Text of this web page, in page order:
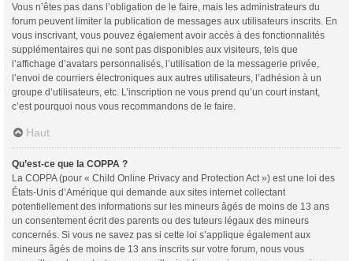
Vous n’êtes pas dans l’obligation de le faire, mais les administrateurs du
forum peuvent limiter la publication de messages aux utilisateurs inscrits. En
vous inscrivant, vous pouvez également avoir accès à des fonctionnalités
supplémentaires qui ne sont pas disponibles aux visiteurs, tels que
l’affichage d’avatars personnalisés, l’utilisation de la messagerie privée,
l’envoi de courriers électroniques aux autres utilisateurs, l’adhésion à un
groupe d’utilisateurs, etc. L’inscription ne vous prend qu’un court instant,
c’est pourquoi nous vous recommandons de le faire.
Haut
Qu’est-ce que la COPPA ?
La COPPA (pour « Child Online Privacy and Protection Act ») est une loi des
États-Unis d’Amérique qui demande aux sites internet collectant
potentiellement des informations sur les mineurs âgés de moins de 13 ans
un consentement écrit des parents ou des tuteurs légaux des mineurs
concernés. Si vous ne savez pas si cette loi s’applique également aux
mineurs âgés de moins de 13 ans inscrits sur votre forum, nous vous